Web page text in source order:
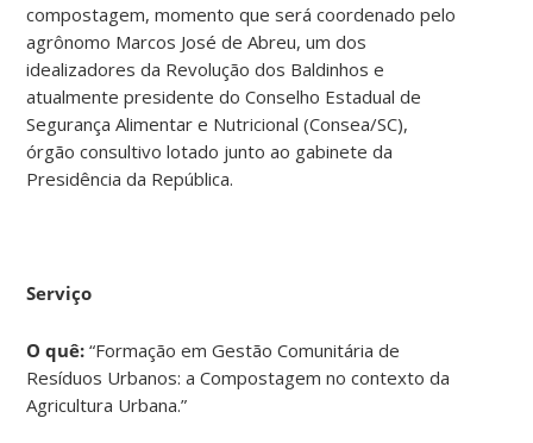
compostagem, momento que será coordenado pelo
agrônomo Marcos José de Abreu, um dos
idealizadores da Revolução dos Baldinhos e
atualmente presidente do Conselho Estadual de
Segurança Alimentar e Nutricional (Consea/SC),
órgão consultivo lotado junto ao gabinete da
Presidência da República.
Serviço
O quê: “Formação em Gestão Comunitária de
Resíduos Urbanos: a Compostagem no contexto da
Agricultura Urbana.”